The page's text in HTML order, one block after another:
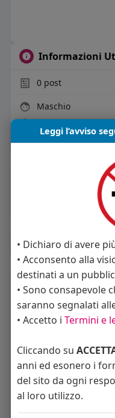
Informazioni
0post
Maschio
Vive in Italia
donne
Album (0)
Seguiti(14)
Angelica Cattaneo
Leggi l’avviso
• Dichiaro di avere
• Acconsento alla
destinati a un
• Sono consapevole
saranno segnalati
• Accetto i Termini e
Cliccando su
anni ed esonero i
del sito da ogni
al loro utilizzo.